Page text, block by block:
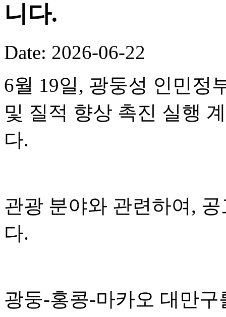
니다.
Date: 2026-06-22
6월 19일, 광둥성 인민정
및 질적 향상 촉진 실행
다.
관광 분야와 관련하여,
다.
광둥-홍콩-마카오 대만